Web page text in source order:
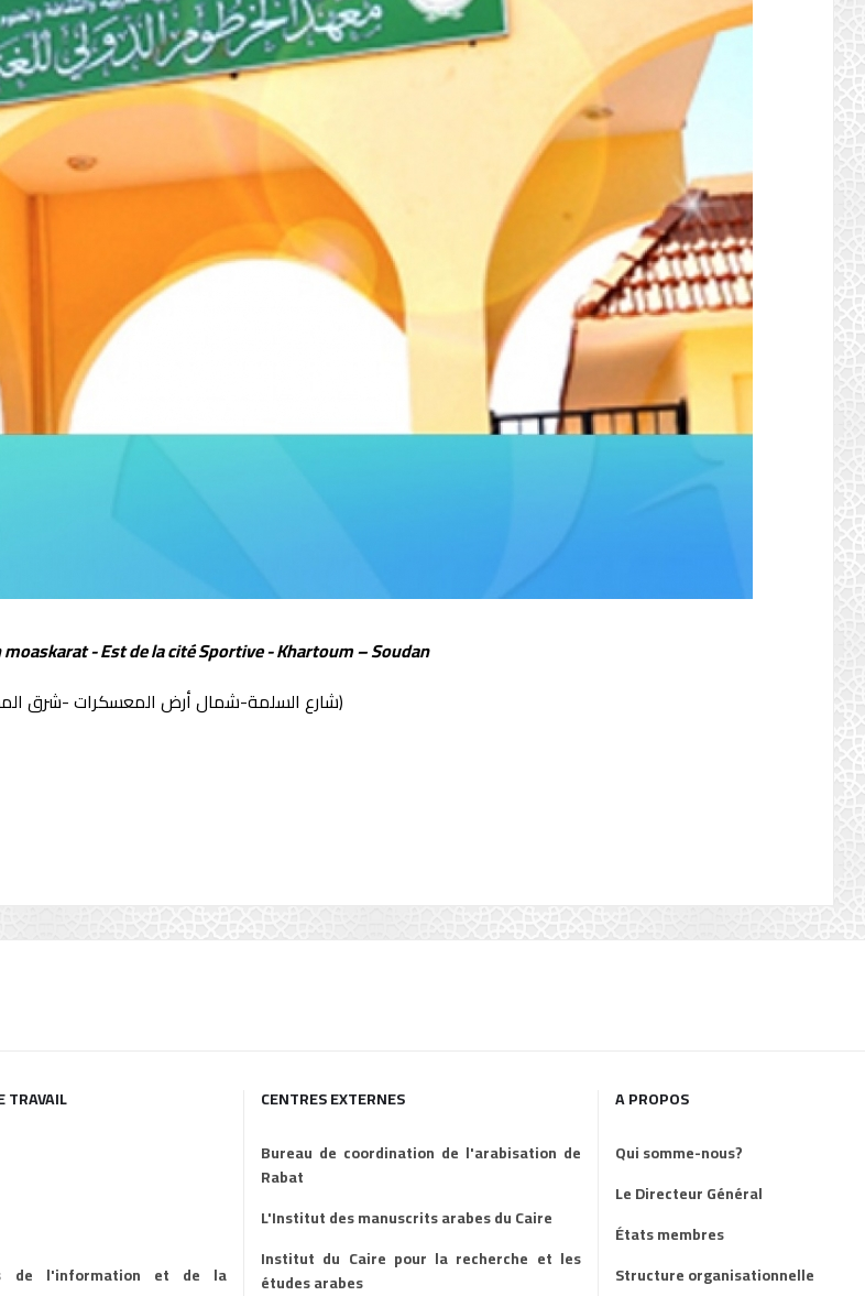
- Est de la cité Sportive - Khartoum – Soudan
(شارع السلمة-شمال أرض المعسكرات -شرق المدينة الرياضية)
TRAVAIL
de l'information et de la
CENTRES EXTERNES
Bureau de coordination de l'arabisation de
Rabat
L'Institut des manuscrits arabes du Caire
Institut du Caire pour la recherche et les
études arabes
A PROPOS
Qui somme-nous?
Le Directeur Général
États membres
Structure organisationnelle